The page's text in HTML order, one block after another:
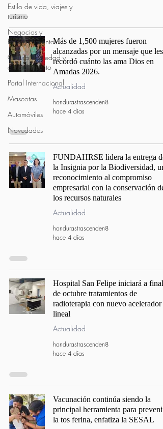
Estilo de vida, viajes y
turismo
Negocios y
Emprendimientos
Cultura, sociedad y
entretenimiento
Portal Internacional
Mascotas
Automóviles
Novedades
Más de 1,500 mujeres fueron
alcanzadas por un mensaje que les
recordó cuánto las ama Dios en
Amadas 2026.
Actualidad
hondurastrascenden8
hace 4 días
FUNDAHRSE lidera la entrega de
la Insignia por la Biodiversidad, un
reconocimiento al compromiso
empresarial con la conservación de
los recursos naturales
Actualidad
hondurastrascenden8
hace 4 días
Hospital San Felipe iniciará a
de octubre tratamientos de
radioterapia con nuevo acelerador
lineal
Actualidad
hondurastrascenden8
hace 4 días
Vacunación continúa siendo la
principal herramienta para prevenir
la tos ferina, enfatiza la SESAL